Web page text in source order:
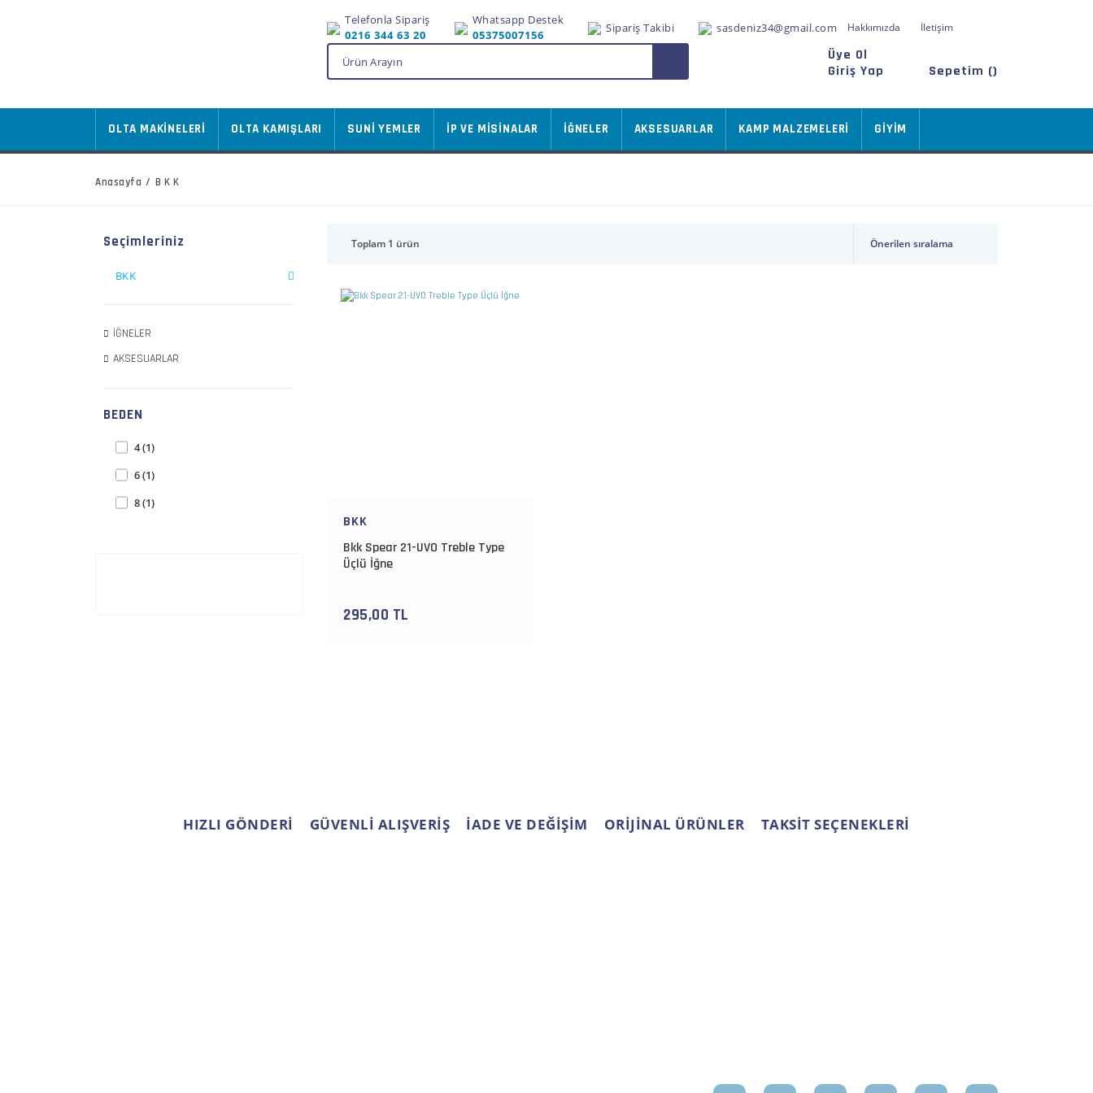
Telefonla Sipariş
0216 344 63 20
Whatsapp Destek
05375007156
Sipariş Takibi sasdeniz34@gmail.com Hakkımızda İletişim
Üye Ol
Giriş Yap
Sepetim ()
OLTA MAKİNELERİ OLTA KAMIŞLARI SUNİ YEMLER İP VE MİSİNALAR İĞNELER AKSESUARLAR KAMP MALZEMELERİ GİYİM
Anasayfa BKK
Seçimleriniz
BKK
İĞNELER
AKSESUARLAR
BEDEN
4 (1)
6 (1)
8 (1)
Toplam 1 ürün
BKK
Bkk Spear 21-UVO Treble Type
Üçlü İğne
295,00 TL
HIZLI GÖNDERİ GÜVENLİ ALIŞVERİŞ İADE VE DEĞİŞİM ORİJİNAL ÜRÜNLER TAKSİT SEÇENEKLERİ